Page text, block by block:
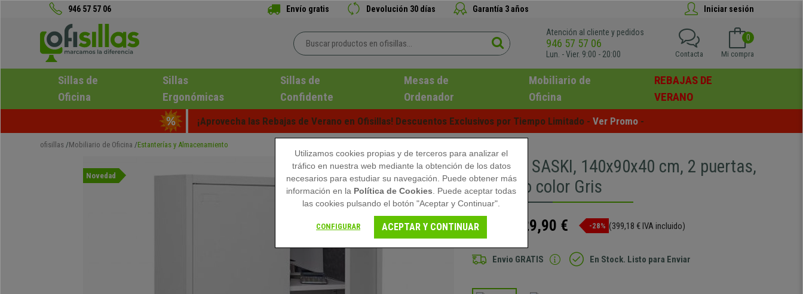
946 57 57 06 Envío gratis Devolución 30 días Garantía 3 años Iniciar sesión
Atención al cliente y pedidos
946 57 57 06
Lun. - Vier. 9:00 - 20:00
0
Mi compra
Contacta
Sillas de
Oficina
Sillas
Ergonómicas
Sillas de
Confidente
Mesas de
Ordenador
Mobiliario de
Oficina
REBAJAS DE
VERANO
¡Aprovecha las Rebajas de Verano en Ofisillas! Descuentos Exclusivos por Tiempo Limitado - Ver Promo -
ofisillas Mobiliario de Oficina Estanterías y Almacenamiento
Novedad
Armario SASKI, 140x90x40 cm, 2 puertas,
en Acero color Gris
459,90 € 329,90 € -28% (399,18 € IVA incluido)
Envio GRATIS En Stock. Listo para Enviar
Utilizamos cookies propias y de terceros para analizar el
tráfico en nuestra web mediante la obtención de los datos
necesarios para estudiar su navegación. Puede obtener más
información en la Política de Cookies . Puede aceptar todas
las cookies pulsando el botón "Aceptar y Continuar".
CONFIGURAR ACEPTAR Y CONTINUAR